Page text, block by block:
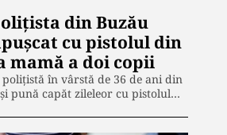
din Buzău
cu pistolul din
mamă a doi copii
în vârstă de 36 de ani din
și pună capăt zileleor cu pistolul…